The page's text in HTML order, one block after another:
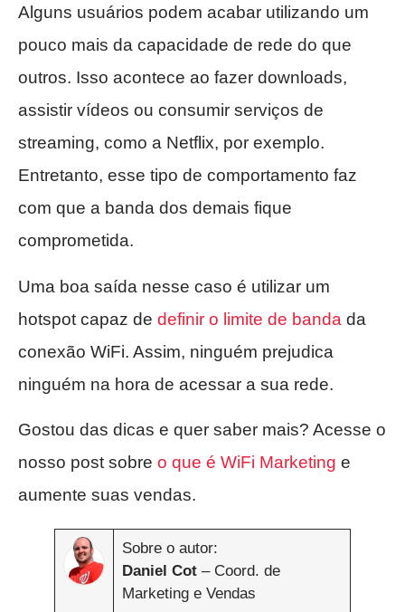
Alguns usuários podem acabar utilizando um
pouco mais da capacidade de rede do que
outros. Isso acontece ao fazer downloads,
assistir vídeos ou consumir serviços de
streaming, como a Netflix, por exemplo.
Entretanto, esse tipo de comportamento faz
com que a banda dos demais fique
comprometida.
Uma boa saída nesse caso é utilizar um
hotspot capaz de definir o limite de banda da
conexão WiFi. Assim, ninguém prejudica
ninguém na hora de acessar a sua rede.
Gostou das dicas e quer saber mais? Acesse o
nosso post sobre o que é WiFi Marketing e
aumente suas vendas.
Sobre o autor:
Daniel Cot– Coord. de
Marketing e Vendas